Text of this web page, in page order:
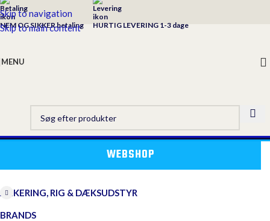
Skip to navigation
Skip to main content
NEM OG SIKKER betaling HURTIG LEVERING 1-3 dage
MENU
WEBSHOP
ANKERING, RIG & DÆKSUDSTYR
BRANDS